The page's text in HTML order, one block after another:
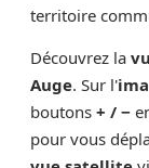
territoire
Découvrez la
Auge. Sur l'
boutons + / −
pour vous